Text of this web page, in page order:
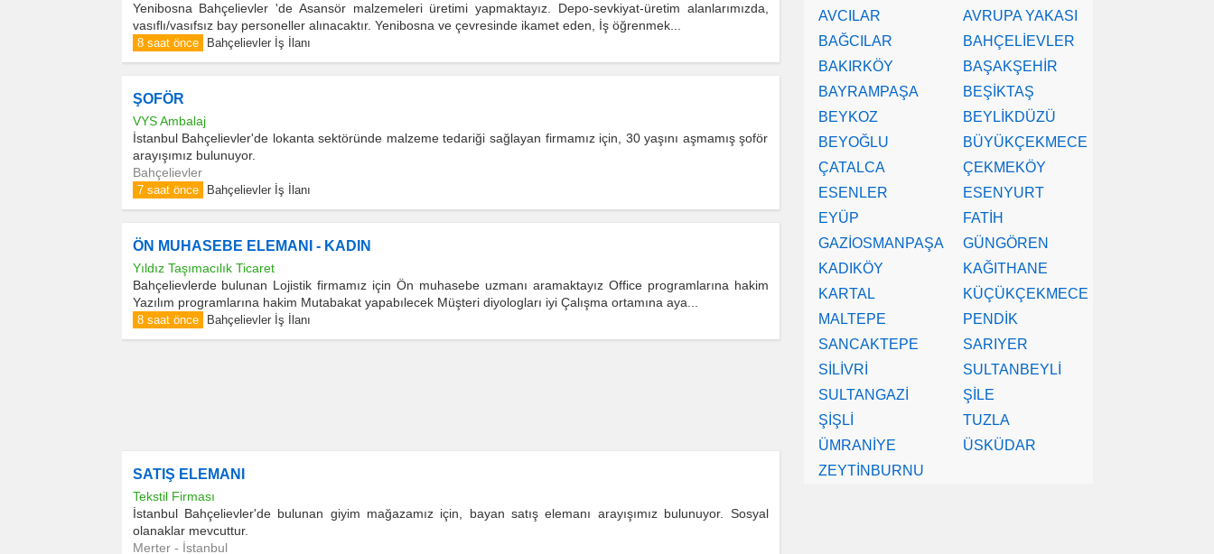
Yenibosna Bahçelievler 'de Asansör malzemeleri üretimi yapmaktayız. Depo-sevkiyat-üretim alanlarımızda,
vasıflı/vasıfsız bay personeller alınacaktır. Yenibosna ve çevresinde ikamet eden, İş öğrenmek...
8 saat önce Bahçelievler İş İlanı
ŞOFÖR
VYS Ambalaj
İstanbul Bahçelievler'de lokanta sektöründe malzeme tedariği sağlayan firmamız için, 30 yaşını aşmamış şoför
arayışımız bulunuyor.
Bahçelievler
7 saat önce Bahçelievler İş İlanı
ÖN MUHASEBE ELEMANI - KADIN
Yıldız Taşımacılık Ticaret
Bahçelievlerde bulunan Lojistik firmamız için Ön muhasebe uzmanı aramaktayız Office programlarına hakim
Yazılım programlarına hakim Mutabakat yapabılecek Müşteri diyologları iyi Çalışma ortamına aya...
8 saat önce Bahçelievler İş İlanı
SATIŞ ELEMANI
Tekstil Firması
İstanbul Bahçelievler'de bulunan giyim mağazamız için, bayan satış elemanı arayışımız bulunuyor. Sosyal
olanaklar mevcuttur.
Merter - İstanbul
AVCILAR
AVRUPA YAKASI
BAĞCILAR
BAHÇELİEVLER
BAKIRKÖY
BAŞAKŞEHİR
BAYRAMPAŞA
BEŞİKTAŞ
BEYKOZ
BEYLİKDÜZÜ
BEYOĞLU
BÜYÜKÇEKMECE
ÇATALCA
ÇEKMEKÖY
ESENLER
ESENYURT
EYÜP
FATİH
GAZİOSMANPAŞA
GÜNGÖREN
KADIKÖY
KAĞITHANE
KARTAL
KÜÇÜKÇEKMECE
MALTEPE
PENDİK
SANCAKTEPE
SARIYER
SİLİVRİ
SULTANBEYLİ
SULTANGAZİ
ŞİLE
ŞİŞLİ
TUZLA
ÜMRANİYE
ÜSKÜDAR
ZEYTİNBURNU